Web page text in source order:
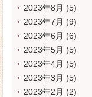
2023年8月 (5)
2023年7月 (9)
2023年6月 (6)
2023年5月 (5)
2023年4月 (5)
2023年3月 (5)
2023年2月 (2)